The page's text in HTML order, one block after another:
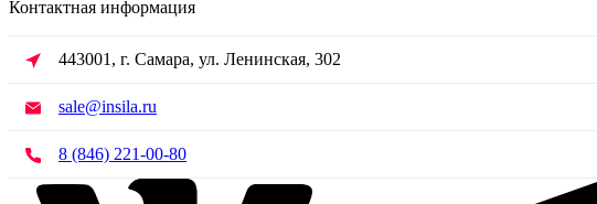
Контактная информация
443001, г. Самара, ул. Ленинская, 302
sale@insila.ru
8 (846) 221-00-80